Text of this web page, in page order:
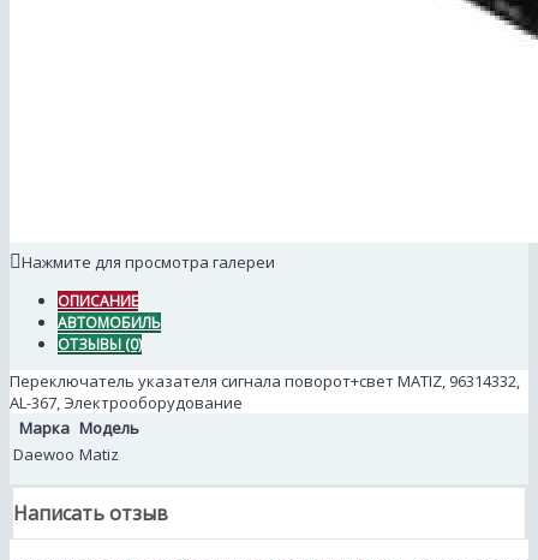
Нажмите для просмотра галереи
ОПИСАНИЕ
АВТОМОБИЛЬ
ОТЗЫВЫ (0)
Переключатель указателя сигнала поворот+свет MATIZ, 96314332,
AL-367, Электрооборудование
Марка Модель
Daewoo Matiz
Написать отзыв